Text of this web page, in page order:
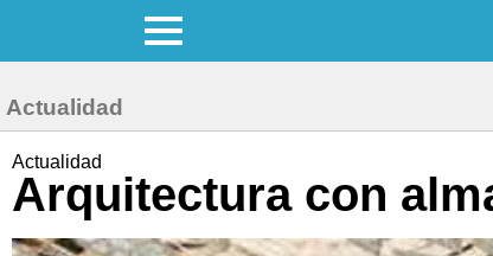
Actualidad
Actualidad
Arquitectura con